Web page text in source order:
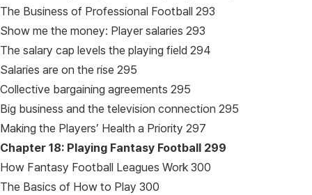
The Business of Professional Football 293
Show me the money: Player salaries 293
The salary cap levels the playing field 294
Salaries are on the rise 295
Collective bargaining agreements 295
Big business and the television connection 295
Making the Players’ Health a Priority 297
Chapter 18: Playing Fantasy Football 299
How Fantasy Football Leagues Work 300
The Basics of How to Play 300